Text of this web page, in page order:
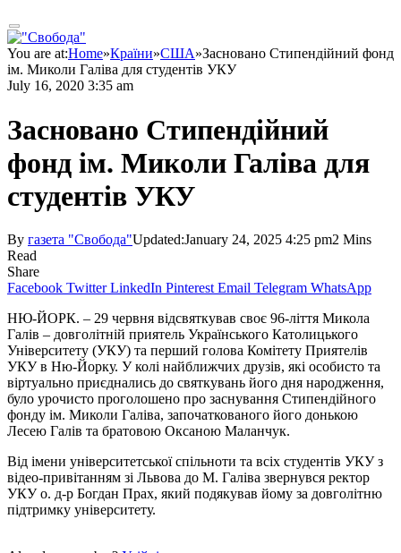
You are at:Home»Країни»США»Засновано Стипендійний фонд
ім. Миколи Галіва для студентів УКУ
July 16, 2020 3:35 am
Засновано Стипендійний
фонд ім. Миколи Галіва для
студентів УКУ
By газета "Свобода"Updated:January 24, 2025 4:25 pm2 Mins
Read
Share
Facebook Twitter LinkedIn Pinterest Email Telegram WhatsApp
НЮ-ЙОРК. – 29 червня відсвяткував своє 96-ліття Микола
Галів – довголітній приятель Україн­ського Католицького
Університету (УКУ) та перший голова Комітету Приятелів
УКУ в Ню-Йорку. У колі найближчих друзів, які особисто та
віртуально приєднались до святкувань його дня народження,
було урочисто проголошено про заснування Стипендійного
фонду ім. Миколи Галіва, започаткованого його донькою
Лесею Галів та братовою Оксаною Маланчук.
Від імени університетської спільноти та всіх студентів УКУ з
відео-привітанням зі Львова до М. Галіва звернувся ректор
УКУ о. д-р Богдан Прах, який подякував йому за довголітню
підтримку університету.